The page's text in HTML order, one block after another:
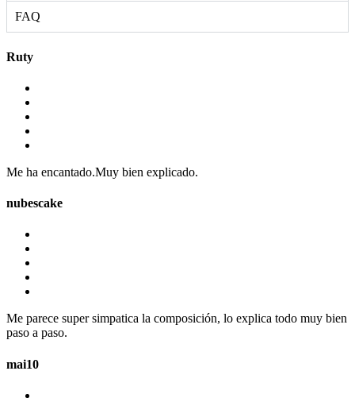
FAQ
Ruty
Me ha encantado.Muy bien explicado.
nubescake
Me parece super simpatica la composición, lo explica todo muy bien
paso a paso.
mai10